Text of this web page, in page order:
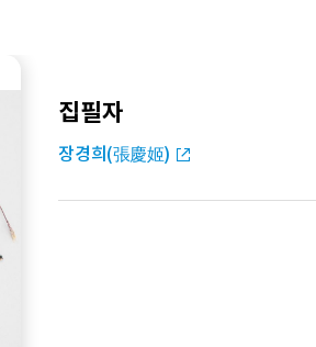
집필자
장경희(張慶姬)